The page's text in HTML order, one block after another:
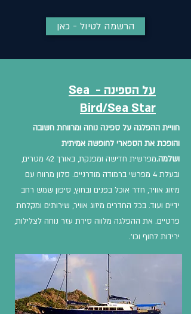
הרשמה לטיול - כאן
על הספינה - Sea
Bird/Sea Star
חוויית ההפלגה על ספינה נוחה ומרווחת חשובה
והופכת את הספארי לחופשה אמיתית
ושלמה.
מפרשית חדישה ומפנקת, באורך 42 מטרים,
ובעלת 4 מפרשי ברמודה מודרניים. סלון מרווח עם
מיזוג אוויר, חדר אוכל בפנים ובחוץ, סיפון שמש רחב
ידיים ועוד. בכל החדרים מיזוג אוויר, שירותים ומקלחת
פרטיים. את ההפלגה מלווה סירת עזר נוחה לצלילות,
ירידות לחוף וכו'.